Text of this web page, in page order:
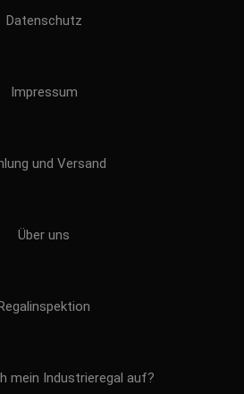
Datenschutz
Impressum
und Versand
Über uns
mein Industrieregal auf?